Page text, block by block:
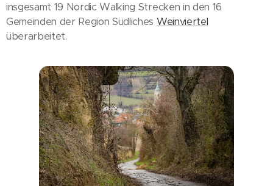
insgesamt 19 Nordic Walking Strecken in den 16
Gemeinden der Region Südliches Weinviertel
überarbeitet.